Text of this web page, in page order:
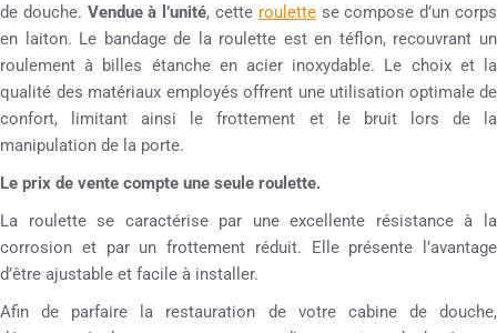
de douche. Vendue à l’unité, cette roulettese compose d’un corps
en laiton. Le bandage de la roulette est en téflon, recouvrant un
roulement à billes étanche en acier inoxydable. Le choix et la
qualité des matériaux employés offrent une utilisation optimale de
confort, limitant ainsi le frottement et le bruit lors de la
manipulation de la porte.
Le prix de vente compte une seule roulette.
La roulette se caractérise par une excellente résistance à la
corrosion et par un frottement réduit. Elle présente l’avantage
d’être ajustable et facile à installer.
Afin de parfaire la restauration de votre cabine de douche,